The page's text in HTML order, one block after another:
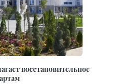
восстановительное